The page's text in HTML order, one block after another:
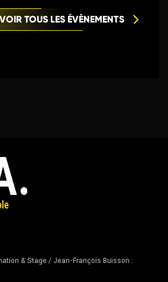
VOIR TOUS LES ÉVÈNEMENTS
& Stage / Jean-François Buisson :